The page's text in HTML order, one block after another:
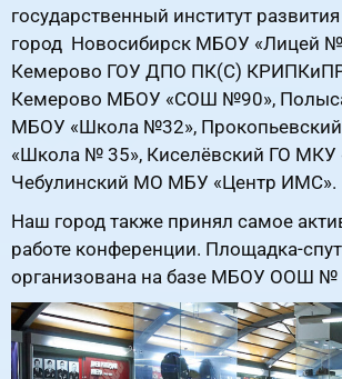
государственный институт
город Новосибирск МБОУ «Лицей №
Кемерово ГОУ ДПО ПК(С)
Кемерово МБОУ «СОШ №90»,
МБОУ «Школа №32»,
«Школа № 35», Киселёвский ГО
Чебулинский МО МБУ «Центр ИМС».
Наш город также принял самое
работе конференции. Площадка-
организована на базе МБОУ ООШ №